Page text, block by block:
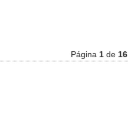
Página 1 de 16